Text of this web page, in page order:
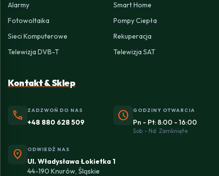
Alarmy
Smart Home
Fotowoltaika
Pompy Ciepła
Sieci Komputerowe
Rekuperacja
Telewizja DVB-T
Telewizja SAT
Kontakt & Sklep
phone ZADZWOŃ DO NAS
+48 880 628 509 schedule GODZINY OTWARCIA
Pn - Pt: 8:00 - 16:00
Sob - Nd: Zamknięte
location_on ODWIEDŹ NAS
Ul. Władysława Łokietka 1
44-190 Knurów, Śląskie